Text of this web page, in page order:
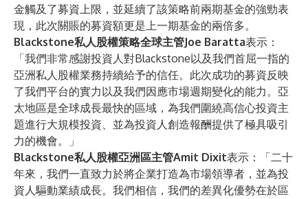
金觸及了募資上限，並延續了該策略前兩期基金的強勁表
現，此次關賬的募資額更是上一期基金的兩倍多。
Blackstone私人股權策略全球主管Joe Baratta表示：
「我們非常感謝投資人對Blackstone以及我們首屈一指的
亞洲私人股權業務持續給予的信任。此次成功的募資反映
了我們平台的實力以及我們因應市場週期變化的能力。亞
太地區是全球成長最快的區域，為我們圍繞高信心投資主
題進行大規模投資、並為投資人創造報酬提供了極具吸引
力的機會。」
Blackstone私人股權亞洲區主管Amit Dixit表示：「二十
年來，我們一直致力於將企業打造為市場領導者，並為投
資人驅動業績成長。我們相信，我們的差異化優勢在於區